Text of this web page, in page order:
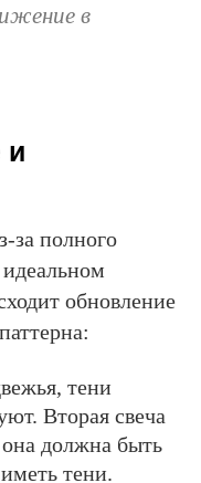
в
и
за полного
обновление
тени
Вторая свеча
она должна быть
тени.